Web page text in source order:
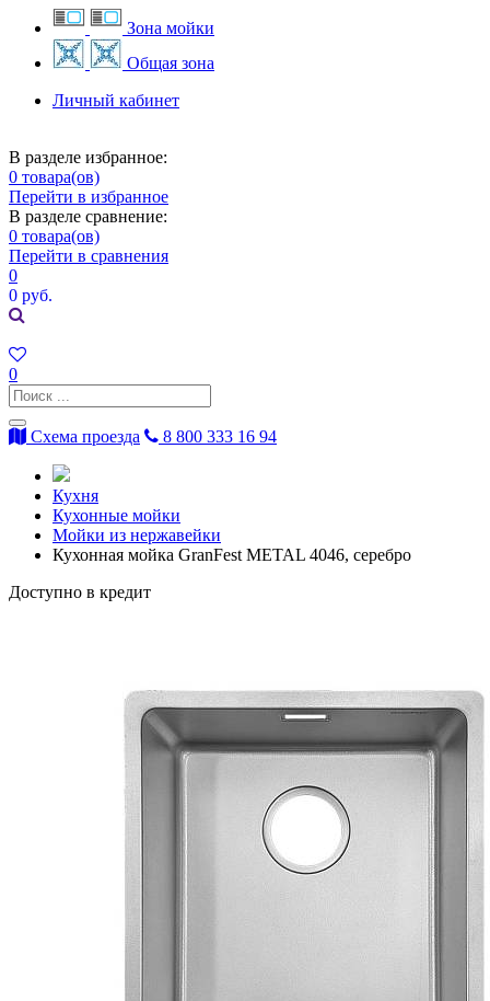
Зона мойки
Общая зона
Личный кабинет
В разделе избранное:
0 товара(ов)
Перейти в избранное
В разделе сравнение:
0 товара(ов)
Перейти в сравнения
0
0 руб.
0
Схема проезда 8 800 333 16 94
Кухня
Кухонные мойки
Мойки из нержавейки
Кухонная мойка GranFest METAL 4046, серебро
Доступно в кредит